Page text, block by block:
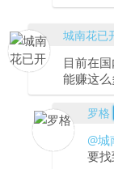
城南花已
目前在
能赚这
罗格
@
要